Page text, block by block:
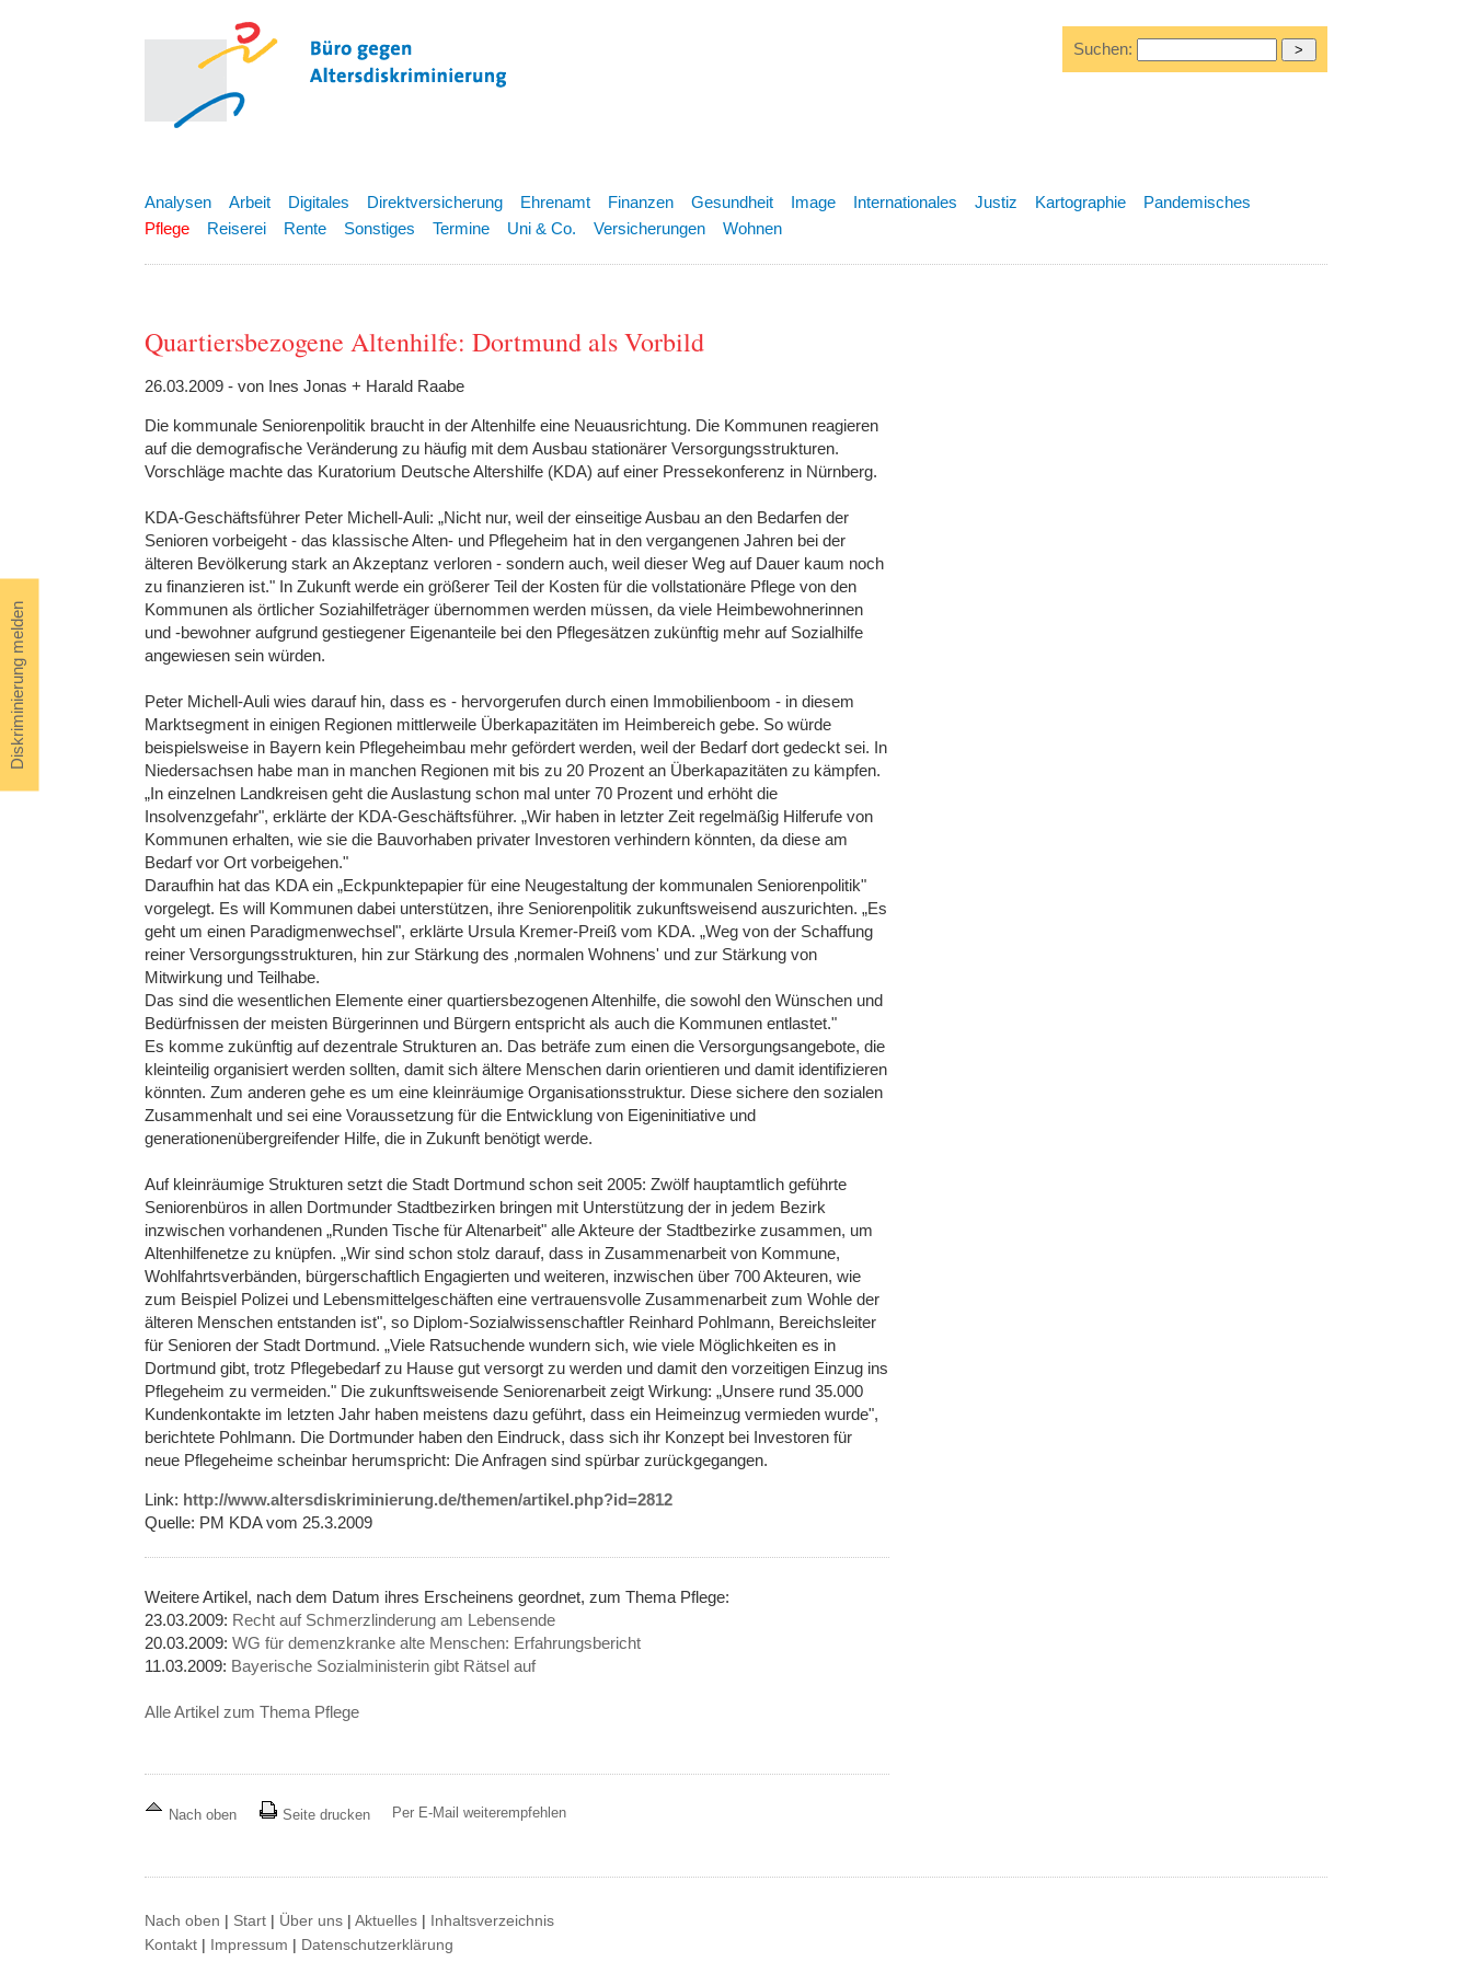
Diskriminierung melden
Suchen:
Analysen Arbeit Digitales Direktversicherung Ehrenamt Finanzen Gesundheit Image Internationales Justiz Kartographie
Pandemisches
Pflege
Reiserei Rente Sonstiges Termine Uni & Co. Versicherungen Wohnen
Quartiersbezogene Altenhilfe: Dortmund als Vorbild
26.03.2009 - von Ines Jonas + Harald Raabe
Die kommunale Seniorenpolitik braucht in der Altenhilfe eine Neuausrichtung. Die Kommunen reagieren
auf die demografische Veränderung zu häufig mit dem Ausbau stationärer Versorgungsstrukturen.
Vorschläge machte das Kuratorium Deutsche Altershilfe (KDA) auf einer Pressekonferenz in Nürnberg.
KDA-Geschäftsführer Peter Michell-Auli: „Nicht nur, weil der einseitige Ausbau an den Bedarfen der
Senioren vorbeigeht - das klassische Alten- und Pflegeheim hat in den vergangenen Jahren bei der
älteren Bevölkerung stark an Akzeptanz verloren - sondern auch, weil dieser Weg auf Dauer kaum noch
zu finanzieren ist." In Zukunft werde ein größerer Teil der Kosten für die vollstationäre Pflege von den
Kommunen als örtlicher Soziahilfeträger übernommen werden müssen, da viele Heimbewohnerinnen
und -bewohner aufgrund gestiegener Eigenanteile bei den Pflegesätzen zukünftig mehr auf Sozialhilfe
angewiesen sein würden.
Peter Michell-Auli wies darauf hin, dass es - hervorgerufen durch einen Immobilienboom - in diesem
Marktsegment in einigen Regionen mittlerweile Überkapazitäten im Heimbereich gebe. So würde
beispielsweise in Bayern kein Pflegeheimbau mehr gefördert werden, weil der Bedarf dort gedeckt sei. In
Niedersachsen habe man in manchen Regionen mit bis zu 20 Prozent an Überkapazitäten zu kämpfen.
„In einzelnen Landkreisen geht die Auslastung schon mal unter 70 Prozent und erhöht die
Insolvenzgefahr", erklärte der KDA-Geschäftsführer. „Wir haben in letzter Zeit regelmäßig Hilferufe von
Kommunen erhalten, wie sie die Bauvorhaben privater Investoren verhindern könnten, da diese am
Bedarf vor Ort vorbeigehen."
Daraufhin hat das KDA ein „Eckpunktepapier für eine Neugestaltung der kommunalen Seniorenpolitik"
vorgelegt. Es will Kommunen dabei unterstützen, ihre Seniorenpolitik zukunftsweisend auszurichten. „Es
geht um einen Paradigmenwechsel", erklärte Ursula Kremer-Preiß vom KDA. „Weg von der Schaffung
reiner Versorgungsstrukturen, hin zur Stärkung des ‚normalen Wohnens' und zur Stärkung von
Mitwirkung und Teilhabe.
Das sind die wesentlichen Elemente einer quartiersbezogenen Altenhilfe, die sowohl den Wünschen und
Bedürfnissen der meisten Bürgerinnen und Bürgern entspricht als auch die Kommunen entlastet."
Es komme zukünftig auf dezentrale Strukturen an. Das beträfe zum einen die Versorgungsangebote, die
kleinteilig organisiert werden sollten, damit sich ältere Menschen darin orientieren und damit identifizieren
könnten. Zum anderen gehe es um eine kleinräumige Organisationsstruktur. Diese sichere den sozialen
Zusammenhalt und sei eine Voraussetzung für die Entwicklung von Eigeninitiative und
generationenübergreifender Hilfe, die in Zukunft benötigt werde.
Auf kleinräumige Strukturen setzt die Stadt Dortmund schon seit 2005: Zwölf hauptamtlich geführte
Seniorenbüros in allen Dortmunder Stadtbezirken bringen mit Unterstützung der in jedem Bezirk
inzwischen vorhandenen „Runden Tische für Altenarbeit" alle Akteure der Stadtbezirke zusammen, um
Altenhilfenetze zu knüpfen. „Wir sind schon stolz darauf, dass in Zusammenarbeit von Kommune,
Wohlfahrtsverbänden, bürgerschaftlich Engagierten und weiteren, inzwischen über 700 Akteuren, wie
zum Beispiel Polizei und Lebensmittelgeschäften eine vertrauensvolle Zusammenarbeit zum Wohle der
älteren Menschen entstanden ist", so Diplom-Sozialwissenschaftler Reinhard Pohlmann, Bereichsleiter
für Senioren der Stadt Dortmund. „Viele Ratsuchende wundern sich, wie viele Möglichkeiten es in
Dortmund gibt, trotz Pflegebedarf zu Hause gut versorgt zu werden und damit den vorzeitigen Einzug ins
Pflegeheim zu vermeiden." Die zukunftsweisende Seniorenarbeit zeigt Wirkung: „Unsere rund 35.000
Kundenkontakte im letzten Jahr haben meistens dazu geführt, dass ein Heimeinzug vermieden wurde",
berichtete Pohlmann. Die Dortmunder haben den Eindruck, dass sich ihr Konzept bei Investoren für
neue Pflegeheime scheinbar herumspricht: Die Anfragen sind spürbar zurückgegangen.
Link: http://www.altersdiskriminierung.de/themen/artikel.php?id=2812
Quelle: PM KDA vom 25.3.2009
Weitere Artikel, nach dem Datum ihres Erscheinens geordnet, zum Thema Pflege:
23.03.2009: Recht auf Schmerzlinderung am Lebensende
20.03.2009: WG für demenzkranke alte Menschen: Erfahrungsbericht
11.03.2009: Bayerische Sozialministerin gibt Rätsel auf
Alle Artikel zum Thema Pflege
Nach oben Seite drucken Per E-Mail weiterempfehlen
Nach oben | Start | Über uns | Aktuelles | Inhaltsverzeichnis
Kontakt | Impressum | Datenschutzerklärung